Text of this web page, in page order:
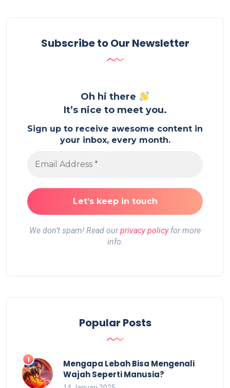
Subscribe to Our Newsletter
Oh hi there
It’s nice to meet you.
Sign up to receive awesome content in
your inbox, every month.
We don’t spam! Read ourprivacy policyfor more
info.
Popular Posts
Mengapa Lebah Bisa Mengenali
Wajah Seperti Manusia?